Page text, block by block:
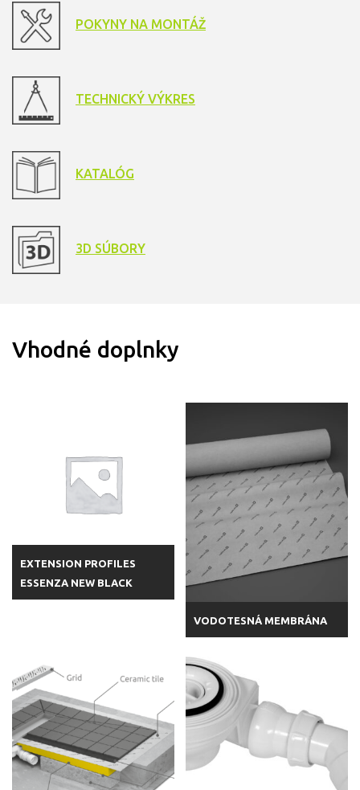
POKYNY NA MONTÁŽ
TECHNICKÝ VÝKRES
KATALÓG
3D SÚBORY
Vhodné doplnky
EXTENSION PROFILES
ESSENZA NEW BLACK
VODOTESNÁ MEMBRÁNA